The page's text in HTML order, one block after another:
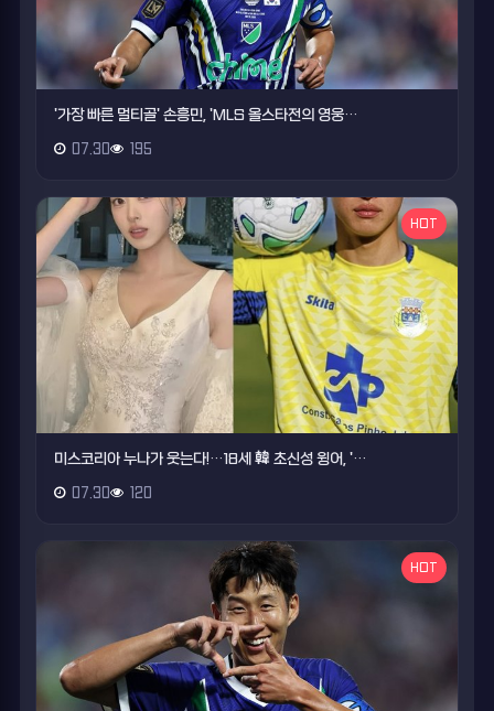
'가장 빠른 멀티골' 손흥민, 'MLS 올스타전의 영웅…
07.30 195
HOT
미스코리아 누나가 웃는다!…18세 韓 초신성 윙어, '…
07.30 120
HOT